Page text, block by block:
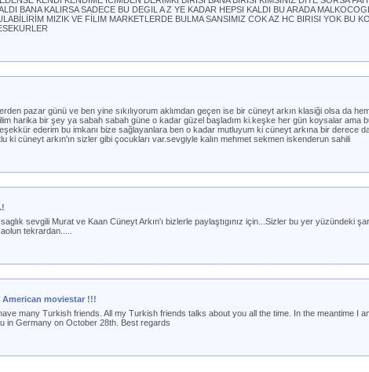
BANA KALIRSA SADECE BU DEGIL A Z YE KADAR HEPSI KALDI BU ARADA
MIZIK VE FİLIM MARKETLERDE BULMA SANSIMIZ COK AZ HC BIRISI YOK BU
pazar günü ve ben yine sıkılıyorum aklımdan geçen ise bir cüneyt arkın klasiği olsa da
harika bir şey ya sabah sabah güne o kadar güzel başladım ki.keşke her gün koysalar ama
ederim bu imkanı bize sağlayanlara ben o kadar mutluyum ki cüneyt arkına bir derece
ki cüneyt arkın'ın sizler gibi çocukları var.sevgiyle kalın mehmet sekmen iskenderun sahili
sevgili Murat ve Kaan Cüneyt Arkın'ı bizlerle paylaştıgınız için...Sizler bu yer yüzündeki
tekrardan.....
American moviestar !!!
many Turkish friends. All my Turkish friends talks about you all the time. In the meantime I
in Germany on October 28th. Best regards